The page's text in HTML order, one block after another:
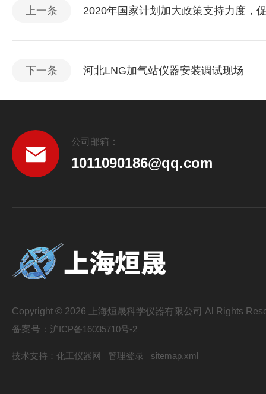
上一条 2020年国家计划加大政策支持力度，
下一条 河北LNG加气站仪器安装调试现场
公司邮箱：
1011090186@qq.com
Copyright © 2026 上海烜晟科学仪器有限公司 Al Rights
备案号： 沪ICP备16035710号-2
技术支持： 化工仪器网 管理登录 sitemap.xml